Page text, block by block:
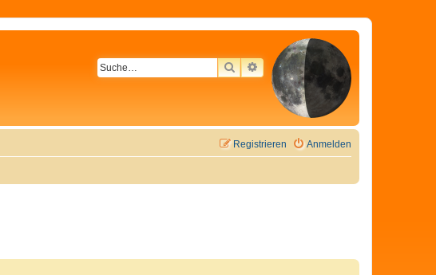
SUCHEERWEITERTE SUCHE
Anmelden
Registrieren